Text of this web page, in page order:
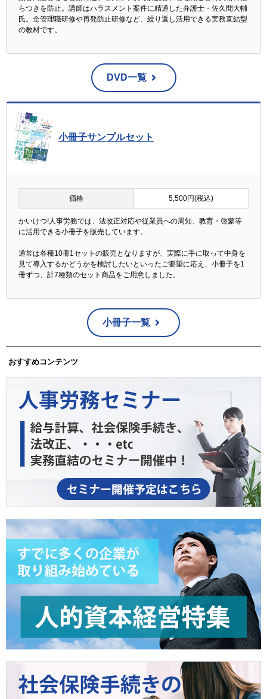
らつきを防止。講師はハラスメント案件に精通した弁護士・佐久間大輔
氏。全管理職研修や再発防止研修など、繰り返し活用できる実務直結型
の教材です。
DVD一覧
小冊子サンプルセット
価格 5,500円(税込)
かいけつ!人事労務では、法改正対応や従業員への周知、教育・啓蒙等
に活用できる小冊子を販売しています。
通常は各種10冊1セットの販売となりますが、実際に手に取って中身を
見て導入するかどうかを検討したいといったご要望に応え、小冊子を1
冊ずつ、計7種類のセット商品をご用意しました。
小冊子一覧
おすすめコンテンツ